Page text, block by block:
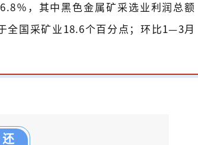
％，其中黑色金属矿采选业利润总额
全国采矿业18.6个百分点；环比1—3月